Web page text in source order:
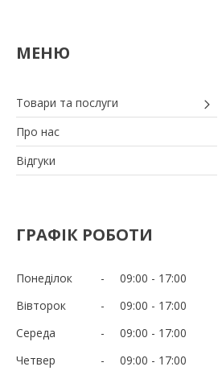
Товари та послуги
Про нас
Відгуки
ГРАФІК РОБОТИ
Понеділок 09:00
17:00
Вівторок
09:00
17:00
Середа
09:00
17:00
Четвер
09:00
17:00